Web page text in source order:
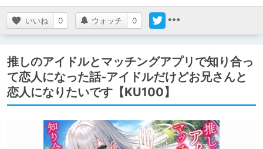
いいね 0 ウォッチ 0
推しのアイドルとマッチングアプリで知り合っ
て恋人になった話-アイドルだけどお兄さんと
恋人になりたいです【KU100】